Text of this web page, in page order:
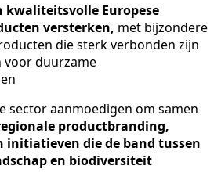
kwaliteitsvolle Europese
versterken, met bijzondere
die sterk verbonden zijn
voor duurzame
sector aanmoedigen om samen
productbranding,
initiatieven die de band tussen
en biodiversiteit